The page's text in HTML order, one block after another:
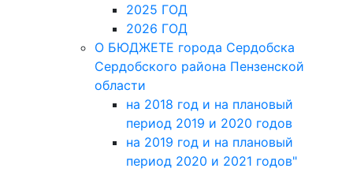
2025 ГОД
2026 ГОД
О БЮДЖЕТЕ города Сердобска
Сердобского района Пензенской
области
на 2018 год и на плановый
период 2019 и 2020 годов
на 2019 год и на плановый
период 2020 и 2021 годов"